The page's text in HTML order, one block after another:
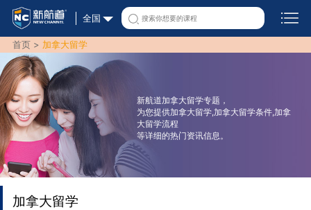
全国
首页 > 加拿大留学
新航道加拿大留学专题，
为您提供加拿大留学,加拿大留学条件,加拿
大留学流程
等详细的热门资讯信息。
加拿大留学